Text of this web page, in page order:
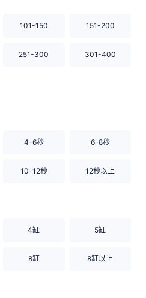
101-150 151-200
251-300 301-400
4-6秒 6-8秒
10-12秒 12秒以上
4缸 5缸
8缸 8缸以上